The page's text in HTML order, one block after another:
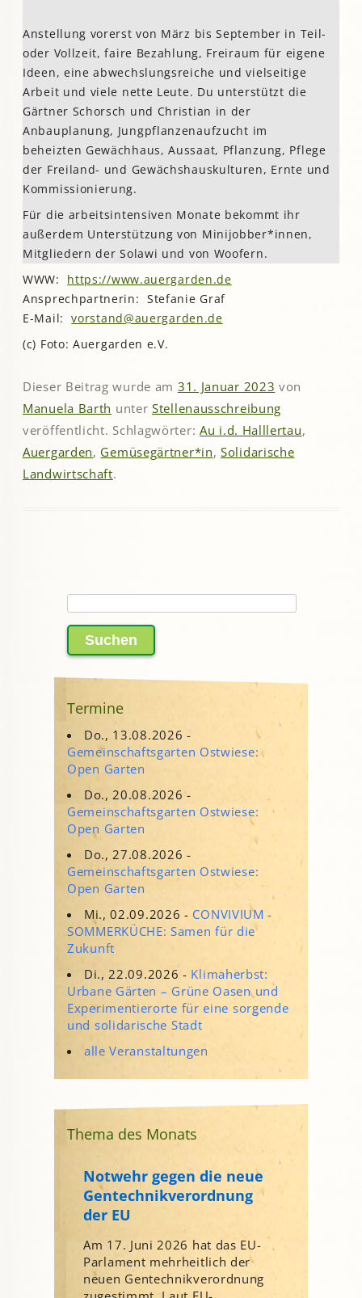
Anstellung vorerst von März bis September in Teil-
oder Vollzeit, faire Bezahlung, Freiraum für eigene
Ideen, eine abwechslungsreiche und vielseitige
Arbeit und viele nette Leute. Du unterstützt die
Gärtner Schorsch und Christian in der
Anbauplanung, Jungpflanzenaufzucht im
beheizten Gewächhaus, Aussaat, Pflanzung, Pflege
der Freiland- und Gewächshauskulturen, Ernte und
Kommissionierung.
Für die arbeitsintensiven Monate bekommt ihr
außerdem Unterstützung von Minijobber*innen,
Mitgliedern der Solawi und von Woofern.
WWW: https://www.auergarden.de
Ansprechpartnerin: Stefanie Graf
E-Mail:vorstand@auergarden.de
(c) Foto: Auergarden e.V.
Dieser Beitrag wurde am 31. Januar 2023 von
Manuela Barth unterStellenausschreibung
veröffentlicht. Schlagwörter: Au i.d. Halllertau,
Auergarden, Gemüsegärtner*in,Solidarische
Landwirtschaft.
nach:
Termine
Do., 13.08.2026 -
Gemeinschaftsgarten Ostwiese:
Open Garten
Do., 20.08.2026 -
Gemeinschaftsgarten Ostwiese:
Open Garten
Do., 27.08.2026 -
Gemeinschaftsgarten Ostwiese:
Open Garten
Mi., 02.09.2026 - CONVIVIUM -
SOMMERKÜCHE: Samen für die
Zukunft
Di., 22.09.2026 - Klimaherbst:
Urbane Gärten – Grüne Oasen und
Experimentierorte für eine sorgende
und solidarische Stadt
alle Veranstaltungen
Thema des Monats
Notwehr gegen die neue
Gentechnikverordnung
der EU
Am 17. Juni 2026 hat das EU-
Parlament mehrheitlich der
neuen Gentechnikverordnung